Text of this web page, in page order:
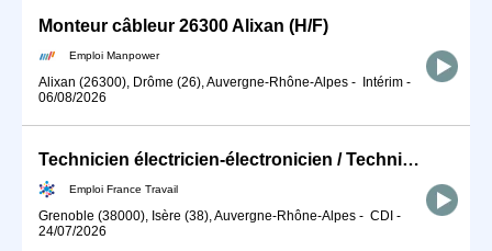
Monteur câbleur 26300 Alixan (H/F)
Emploi Manpower
Alixan (26300), Drôme (26), Auvergne-Rhône-Alpes - Intérim -
06/08/2026
Technicien électricien-électronicien / Technicienne électricienne (H/F)
Emploi France Travail
Grenoble (38000), Isère (38), Auvergne-Rhône-Alpes - CDI -
24/07/2026